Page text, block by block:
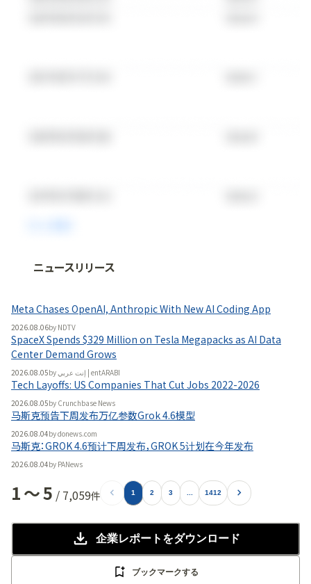
法人向け情報プラットフォーム
無料で使ってみる
ニュースリリース
Meta Chases OpenAI, Anthropic With New AI Coding App
2026.08.06by NDTV
SpaceX Spends $329 Million on Tesla Megapacks as AI Data
Center Demand Grows
2026.08.05by إنت عربي | entARABI
Tech Layoffs: US Companies That Cut Jobs 2022-2026
2026.08.05by Crunchbase News
马斯克预告下周发布万亿参数Grok 4.6模型
2026.08.04bydonews.com
马斯克：GROK 4.6预计下周发布，GROK 5计划在今年发布
2026.08.04by PANews
1〜5 / 7,059件 1 2 3 1412
企業レポート をダウンロード
ブックマークする